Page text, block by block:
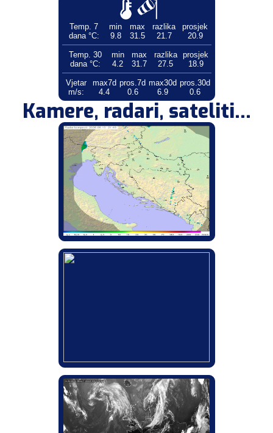
Temp. 7
dana °C:
min
9.8
max
31.5
razlika
21.7
prosjek
20.9
Temp. 30
dana °C:
min
4.2
max
31.7
razlika
27.5
prosjek
18.9
Vjetar
m/s:
max7d
4.4
pros.7d
0.6
max30d
6.9
pros.30d
0.6
Kamere, radari, sateliti...